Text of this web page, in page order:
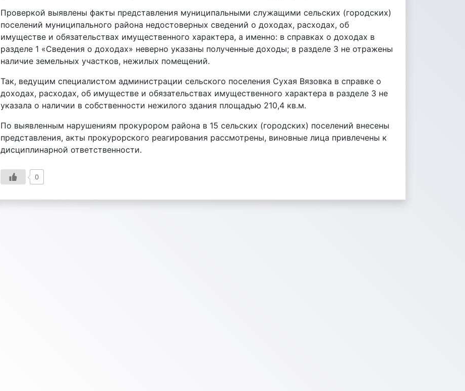
Проверкой выявлены факты представления муниципальными служащими сельских (городских)
поселений муниципального района недостоверных сведений о доходах, расходах, об
имуществе и обязательствах имущественного характера, а именно: в справках о доходах в
разделе 1 «Сведения о доходах» неверно указаны полученные доходы; в разделе 3 не отражены
наличие земельных участков, нежилых помещений.
Так, ведущим специалистом администрации сельского поселения Сухая Вязовка в справке о
доходах, расходах, об имуществе и обязательствах имущественного характера в разделе 3 не
указала о наличии в собственности нежилого здания площадью 210,4 кв.м.
По выявленным нарушениям прокурором района в 15 сельских (городских) поселений внесены
представления, акты прокурорского реагирования рассмотрены, виновные лица привлечены к
дисциплинарной ответственности.
0